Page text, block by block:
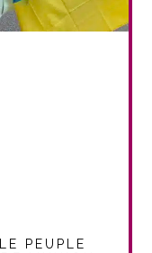
PEUPLE